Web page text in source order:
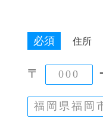
必須 住所
〒